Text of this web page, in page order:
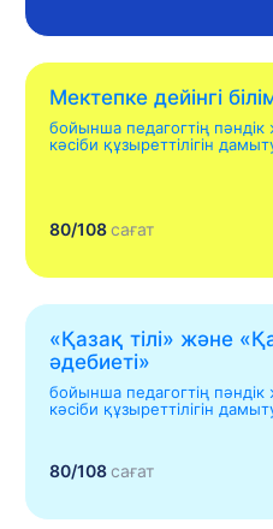
Мектепке дейінгі
бойынша педагогтің пәндік
кәсіби құзыреттілігін
80/108сағат
«Қазақ тілі» жəне
əдебиеті»
бойынша педагогтің пәндік
кәсіби құзыреттілігін
80/108сағат